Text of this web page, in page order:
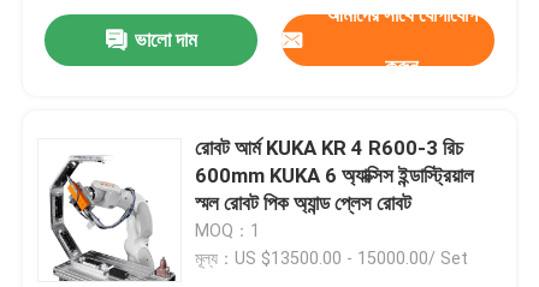
ভালো দাম
আমাদের সাথে যোগাযোগ
করুন
রোবট আর্ম KUKA KR 4 R600-3 রিচ
600mm KUKA 6 অ্যাক্সিস ইন্ডাস্ট্রিয়াল
স্মল রোবট পিক অ্যান্ড প্লেস রোবট
MOQ：1
মূল্য：US $13500.00 - 15000.00/ Set